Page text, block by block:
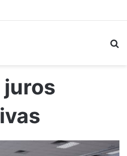
abertas na Petrobras
juros